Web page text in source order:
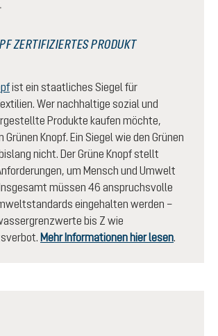
ZERTIFIZIERTES PRODUKT
ist ein staatliches Siegel für
Wer nachhaltige sozial und
Produkte kaufen möchte,
Knopf. Ein Siegel wie den Grünen
nicht. Der Grüne Knopf stellt
um Mensch und Umwelt
müssen 46 anspruchsvolle
eingehalten werden –
bis Z wie
Mehr Informationen hier lesen.